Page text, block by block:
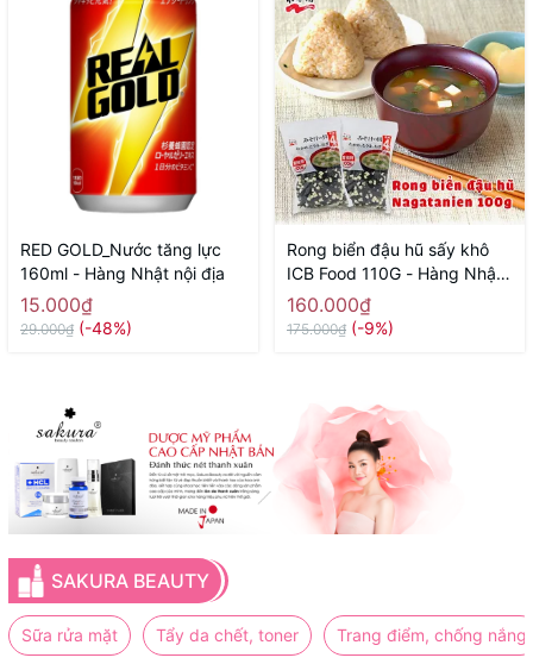
RED GOLD_Nước tăng lực
160ml - Hàng Nhật nội địa
15.000₫
29.000₫ (-48%)
Rong biển đậu hũ sấy khô
ICB Food 110G - Hàng Nhật
nội địa
160.000₫
175.000₫ (-9%)
SAKURA BEAUTY
Sữa rửa mặt Tẩy da chết, toner Trang điểm, chống nắng